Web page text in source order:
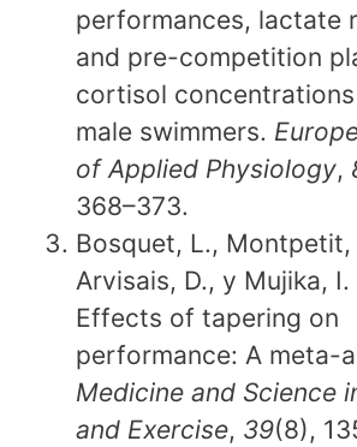
performances, lactate
and pre-competition
cortisol
male swimmers.
of Applied Physiology,
368–373.
Bosquet, L., Montpetit,
Arvisais, D., y Mujika,
Effects of tapering on
performance: A meta-
Medicine and Science
and Exercise, 39(8),